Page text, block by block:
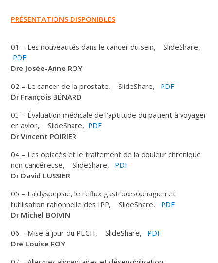
PRÉSENTATIONS DISPONIBLES
01 – Les nouveautés dans le cancer du sein, SlideShare,
PDF
Dre Josée-Anne ROY
02 – Le cancer de la prostate, SlideShare, PDF
Dr François BÉNARD
03 – Évaluation médicale de l’aptitude du patient à voyager
en avion, SlideShare, PDF
Dr Vincent POIRIER
04 – Les opiacés et le traitement de la douleur chronique
non cancéreuse, SlideShare, PDF
Dr David LUSSIER
05 – La dyspepsie, le reflux gastroœsophagien et
l’utilisation rationnelle des IPP, SlideShare, PDF
Dr Michel BOIVIN
06 – Mise à jour du PECH, SlideShare, PDF
Dre Louise ROY